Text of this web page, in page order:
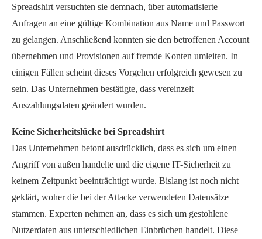
Spreadshirt versuchten sie demnach, über automatisierte
Anfragen an eine gültige Kombination aus Name und Passwort
zu gelangen. Anschließend konnten sie den betroffenen Account
übernehmen und Provisionen auf fremde Konten umleiten. In
einigen Fällen scheint dieses Vorgehen erfolgreich gewesen zu
sein. Das Unternehmen bestätigte, dass vereinzelt
Auszahlungsdaten geändert wurden.
Keine Sicherheitslücke bei Spreadshirt
Das Unternehmen betont ausdrücklich, dass es sich um einen
Angriff von außen handelte und die eigene IT-Sicherheit zu
keinem Zeitpunkt beeinträchtigt wurde. Bislang ist noch nicht
geklärt, woher die bei der Attacke verwendeten Datensätze
stammen. Experten nehmen an, dass es sich um gestohlene
Nutzerdaten aus unterschiedlichen Einbrüchen handelt. Diese